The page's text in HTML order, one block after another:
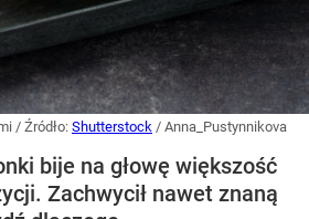
/ Źródło: Shutterstock / Anna_Pustynnikova
bije na głowę większość
Zachwycił nawet znaną